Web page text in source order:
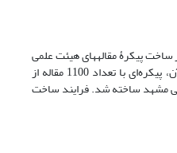
با درنظرگرفتن اهمیت موضوع، ابزار ساخت پیکرۀ مقاله‎های هیئت علمی
به‎وجود آمد. سپس با استفاده از آن، پیکره‌ای با تعداد 1100 مقاله از
مشهد ساخته شد. فرایند ساخت